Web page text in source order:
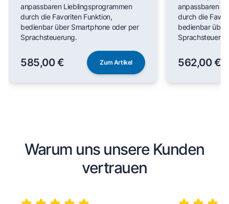
anpassbaren Lieblingsprogrammen
durch die Favoriten Funktion,
bedienbar über Smartphone oder per
Sprachsteuerung.
585,00 € Zum Artikel
anpassbaren
durch die
bedienbar über
562,00 €
Warum uns unsere Kunden
vertrauen